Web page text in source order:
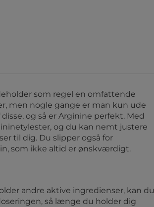
som regel en omfattende
men nogle gange er man kun ude
og så er Arginine perfekt. Med
og du kan nemt justere
til dig. Du slipper også for
som ikke altid er ønskværdigt.
andre aktive ingredienser, kan du
så længe du holder dig